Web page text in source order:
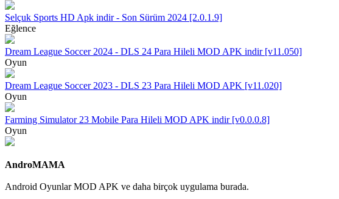
Selçuk Sports HD Apk indir - Son Sürüm 2024 [2.0.1.9]
Eğlence
Dream League Soccer 2024 - DLS 24 Para Hileli MOD APK indir [v11.050]
Oyun
Dream League Soccer 2023 - DLS 23 Para Hileli MOD APK [v11.020]
Oyun
Farming Simulator 23 Mobile Para Hileli MOD APK indir [v0.0.0.8]
Oyun
AndroMAMA
Android Oyunlar MOD APK ve daha birçok uygulama burada.